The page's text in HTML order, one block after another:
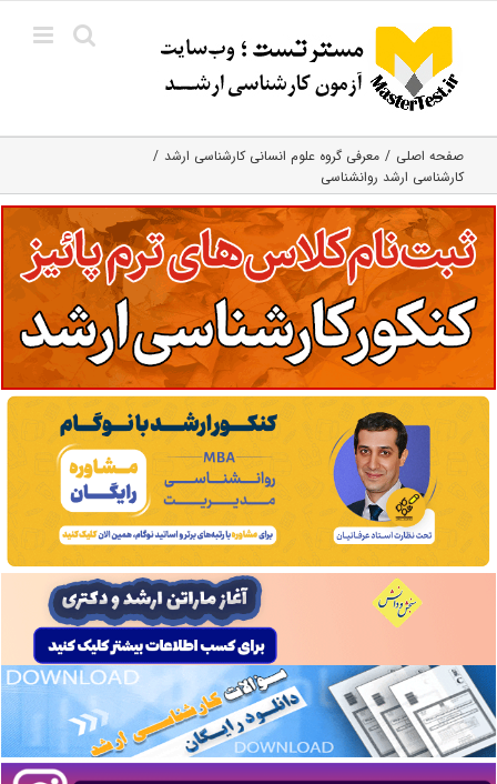
content
صفحه اصلی
معرفی گروه علوم انسانی کارشناسی ارشد
کارشناسی ارشد روانشناسی